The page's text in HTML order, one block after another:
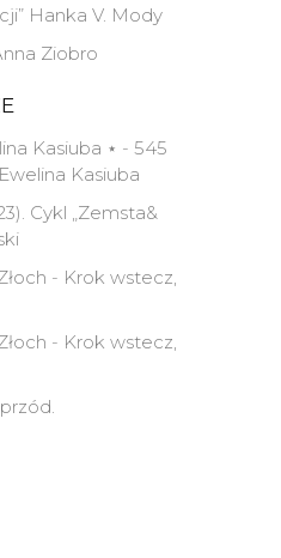
Hanka V. Mody
Ziobro
Kasiuba ⋆ - 545
Kasiuba
Cykl „Zemsta&
- Krok wstecz,
- Krok wstecz,